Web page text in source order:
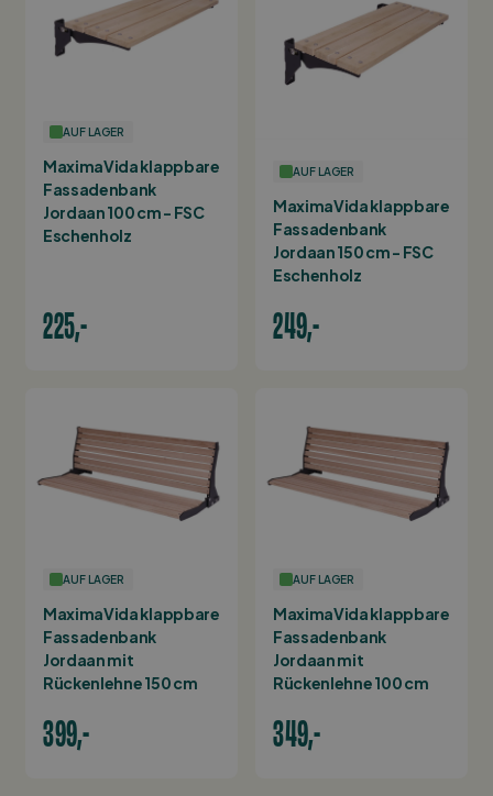
AUF LAGER
MaximaVida klappbare
Fassadenbank
Jordaan 100 cm - FSC
Eschenholz
225,-
AUF LAGER
MaximaVida klappbare
Fassadenbank
Jordaan 150 cm - FSC
Eschenholz
249,-
AUF LAGER
MaximaVida klappbare
Fassadenbank
Jordaan mit
Rückenlehne 150 cm
399,-
AUF LAGER
MaximaVida klappbare
Fassadenbank
Jordaan mit
Rückenlehne 100 cm
349,-